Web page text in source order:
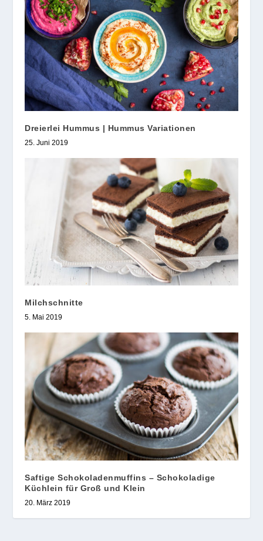
Dreierlei Hummus | Hummus Variationen
25. Juni 2019
Milchschnitte
5. Mai 2019
Saftige Schokoladenmuffins – Schokoladige
Küchlein für Groß und Klein
20. März 2019